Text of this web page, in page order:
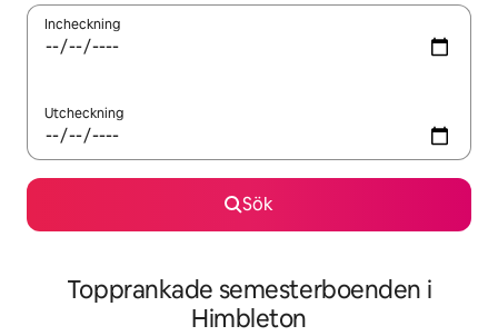
Incheckning
Utcheckning
Sök
Topprankade semesterboenden i
Himbleton